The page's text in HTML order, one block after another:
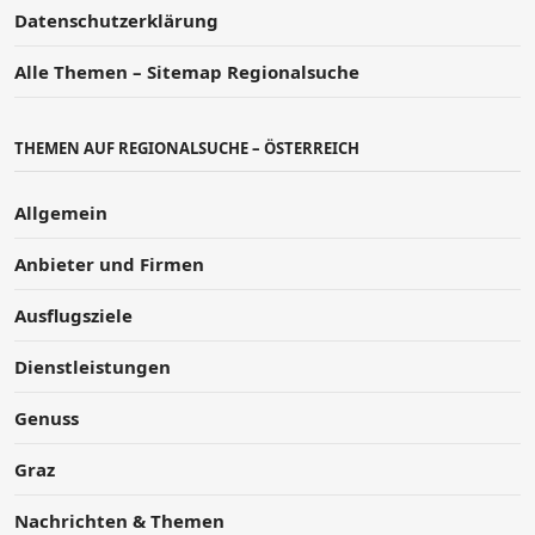
Datenschutzerklärung
Alle Themen – Sitemap Regionalsuche
THEMEN AUF REGIONALSUCHE – ÖSTERREICH
Allgemein
Anbieter und Firmen
Ausflugsziele
Dienstleistungen
Genuss
Graz
Nachrichten & Themen